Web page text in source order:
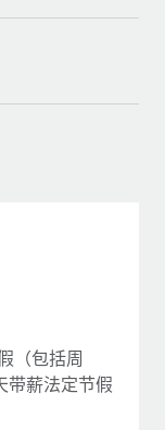
平台相连
（包括周
带薪法定节假